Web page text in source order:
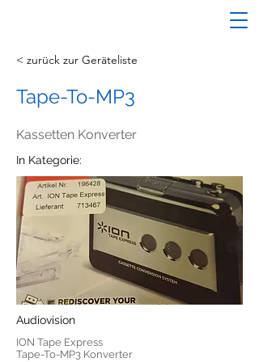
< zurück zur Geräteliste
Tape-To-MP3
Kassetten Konverter
In Kategorie:
Audiovision
ION Tape Express
Tape-To-MP3 Konverter